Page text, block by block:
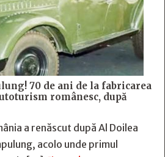
70 de ani de la fabricarea
românesc, după
a renăscut după Al Doilea
acolo unde primul